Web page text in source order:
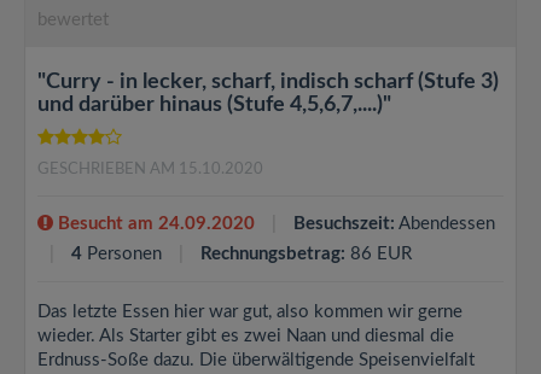
bewertet
"Curry - in lecker, scharf, indisch scharf (Stufe 3)
und darüber hinaus (Stufe 4,5,6,7,....)"
GESCHRIEBEN AM 15.10.2020
Besucht am 24.09.2020 Besuchszeit: Abendessen
4 Personen Rechnungsbetrag: 86 EUR
Das letzte Essen hier war gut, also kommen wir gerne
wieder. Als Starter gibt es zwei Naan und diesmal die
Erdnuss-Soße dazu. Die überwältigende Speisenvielfalt